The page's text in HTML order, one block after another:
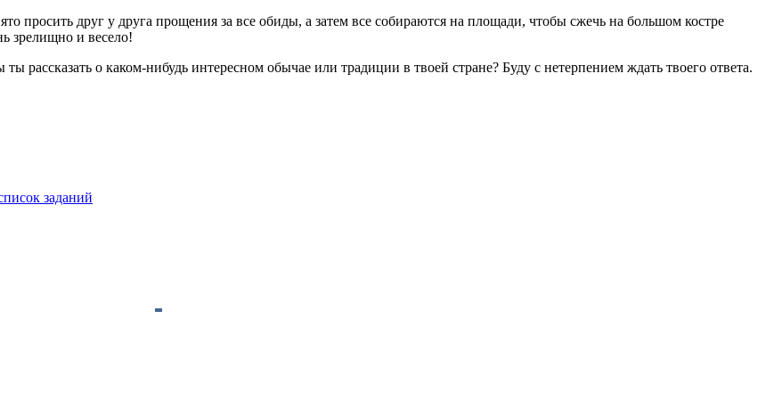
просить друг у друга прощения за все обиды, а затем все собираются на площади, чтобы сжечь на большом костре
зрелищно и весело!
рассказать о каком-нибудь интересном обычае или традиции в твоей стране? Буду с нетерпением ждать твоего ответа.
заданий